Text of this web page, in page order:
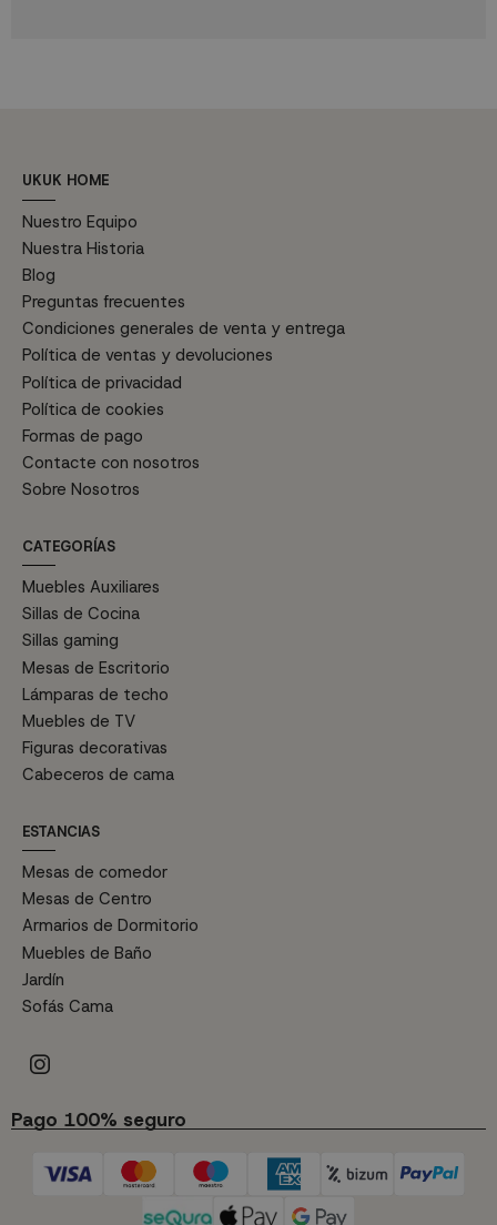
UKUK HOME
Nuestro Equipo
Nuestra Historia
Blog
Preguntas frecuentes
Condiciones generales de venta y entrega
Política de ventas y devoluciones
Política de privacidad
Política de cookies
Formas de pago
Contacte con nosotros
Sobre Nosotros
CATEGORÍAS
Muebles Auxiliares
Sillas de Cocina
Sillas gaming
Mesas de Escritorio
Lámparas de techo
Muebles de TV
Figuras decorativas
Cabeceros de cama
ESTANCIAS
Mesas de comedor
Mesas de Centro
Armarios de Dormitorio
Muebles de Baño
Jardín
Sofás Cama
Pago 100% seguro